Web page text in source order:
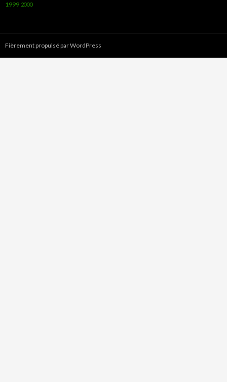
1999 2000
Fièrement propulsé par WordPress